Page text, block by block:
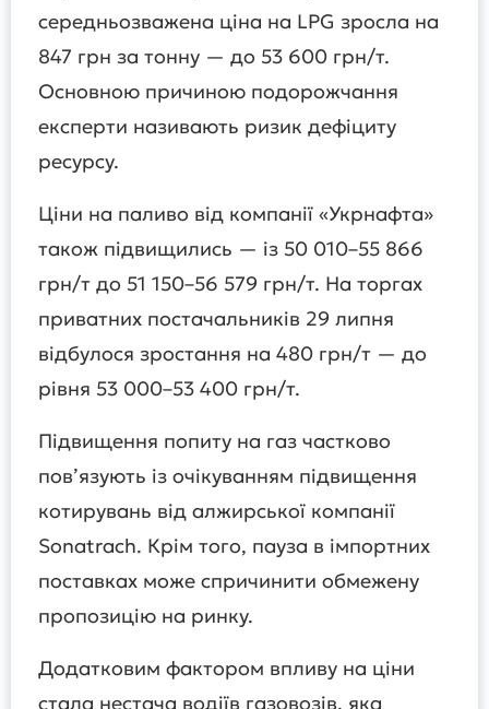
середньозважена ціна на LPG зросла на
847 грн за тонну — до 53 600 грн/т.
Основною причиною подорожчання
експерти називають ризик дефіциту
ресурсу.
Ціни на паливо від компанії «Укрнафта»
також підвищились — із 50 010–55 866
грн/т до 51 150–56 579 грн/т. На торгах
приватних постачальників 29 липня
відбулося зростання на 480 грн/т — до
рівня 53 000–53 400 грн/т.
Підвищення попиту на газ частково
пов’язують із очікуванням підвищення
котирувань від алжирської компанії
Sonatrach. Крім того, пауза в імпортних
поставках може спричинити обмежену
пропозицію на ринку.
Додатковим фактором впливу на ціни
стала нестача водіїв газовозів, яка